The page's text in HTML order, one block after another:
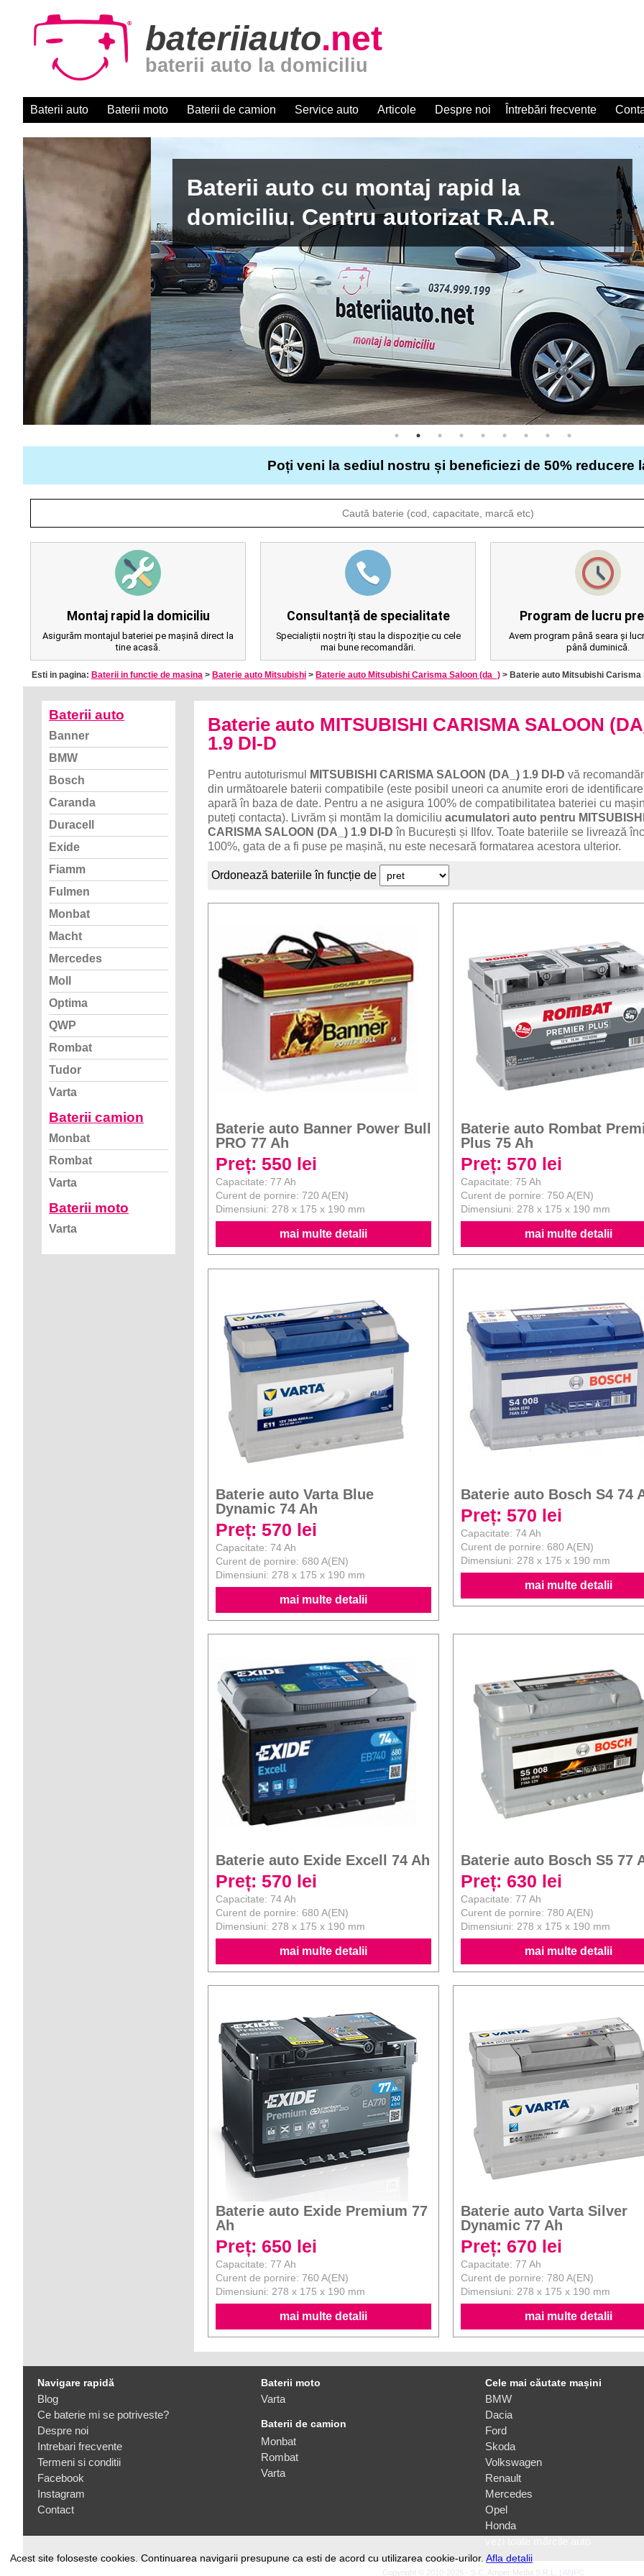
bateriiauto.net
baterii auto la domiciliu
Baterii auto Baterii moto Baterii de camion Service auto Articole Despre noi Întrebări frecvente
Baterii auto cu montaj rapid la
domiciliu. Centru autorizat R.A.R.
Poți veni la sediul nostru și beneficiezi de 50% reducere
Acest site foloseste cookies. Continuarea navigarii presupune ca esti de acord cu utilizarea cookie-urilor. Afla detalii
Montaj rapid la domiciliu
Asigurăm montajul bateriei pe mașină direct la
tine acasă.
Consultanță de specialitate
Specialiștii noștri îți stau la dispoziție cu cele
mai bune recomandări.
Program de lucru
Avem program până seara și
până duminică.
Esti in pagina: Baterii in functie de masina > Baterie auto Mitsubishi > Baterie auto Mitsubishi Carisma Saloon (da_) > Baterie auto Mitsubishi Carisma
Baterie auto MITSUBISHI CARISMA SALOON
1.9 DI-D
Pentru autoturismul MITSUBISHI CARISMA SALOON (DA_) 1.9 DI-D vă
din următoarele baterii compatibile (este posibil uneori ca anumite erori de
apară în baza de date. Pentru a ne asigura 100% de compatibilitatea bateriei cu
puteți contacta). Livrăm și montăm la domiciliuacumulatori auto pentru
CARISMA SALOON (DA_) 1.9 DI-D în București și Ilfov. Toate bateriile se livrează
100%, gata de a fi puse pe mașină, nu este necesară formatarea acestora ulterior.
Ordonează bateriile în funcție de
Baterie auto Banner Power Bull
PRO 77 Ah
Preț: 550 lei
Capacitate: 77 Ah
Curent de pornire: 720 A(EN)
Dimensiuni: 278 x 175 x 190 mm
mai multe detalii
Baterie auto Rombat
Plus 75 Ah
Preț: 570 lei
Capacitate: 75 Ah
Curent de pornire: 750 A(EN)
Dimensiuni: 278 x 175 x 190 mm
mai multe detalii
Baterie auto Varta Blue
Dynamic 74 Ah
Preț: 570 lei
Capacitate: 74 Ah
Curent de pornire: 680 A(EN)
Dimensiuni: 278 x 175 x 190 mm
mai multe detalii
Baterie auto Bosch S4 74
Preț: 570 lei
Capacitate: 74 Ah
Curent de pornire: 680 A(EN)
Dimensiuni: 278 x 175 x 190 mm
mai multe detalii
Baterie auto Exide Excell 74 Ah
Preț: 570 lei
Capacitate: 74 Ah
Curent de pornire: 680 A(EN)
Dimensiuni: 278 x 175 x 190 mm
mai multe detalii
Baterie auto Bosch S5 77
Preț: 630 lei
Capacitate: 77 Ah
Curent de pornire: 780 A(EN)
Dimensiuni: 278 x 175 x 190 mm
mai multe detalii
Baterie auto Exide Premium 77
Ah
Preț: 650 lei
Capacitate: 77 Ah
Curent de pornire: 760 A(EN)
Dimensiuni: 278 x 175 x 190 mm
mai multe detalii
Baterie auto Varta Silver
Dynamic 77 Ah
Preț: 670 lei
Capacitate: 77 Ah
Curent de pornire: 780 A(EN)
Dimensiuni: 278 x 175 x 190 mm
mai multe detalii
Baterii auto
Banner
BMW
Bosch
Caranda
Duracell
Exide
Fiamm
Fulmen
Monbat
Macht
Mercedes
Moll
Optima
QWP
Rombat
Tudor
Varta
Baterii camion
Monbat
Rombat
Varta
Baterii moto
Varta
Navigare rapidă
Blog
Ce baterie mi se potriveste?
Despre noi
Intrebari frecvente
Termeni si conditii
Facebook
Instagram
Contact
Baterii moto
Varta
Baterii de camion
Monbat
Rombat
Varta
Cele mai căutate mașini
BMW
Dacia
Ford
Skoda
Volkswagen
Renault
Mercedes
Opel
Honda
Copyright © 2010-2026 - S.C. Amper Media S.R.L. | ANPC